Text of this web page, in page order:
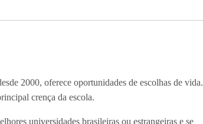
2000, oferece oportunidades de escolhas de vida.
crença da escola.
universidades brasileiras ou estrangeiras e se